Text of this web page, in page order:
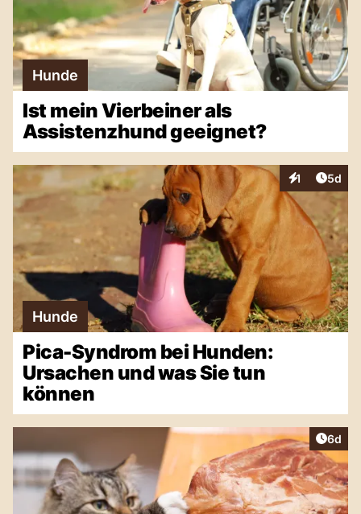
Hunde
Ist mein Vierbeiner als
Assistenzhund geeignet?
1
Interaktionen
5d
Hunde
Pica-Syndrom bei Hunden:
Ursachen und was Sie tun
können
6d